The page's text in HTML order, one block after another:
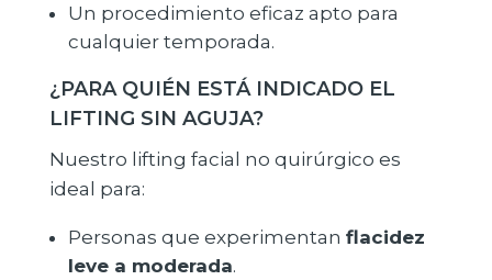
Un procedimiento eficaz apto para
cualquier temporada.
¿PARA QUIÉN ESTÁ INDICADO EL
LIFTING SIN AGUJA?
Nuestro lifting facial no quirúrgico es
ideal para:
Personas que experimentan flacidez
leve a moderada.